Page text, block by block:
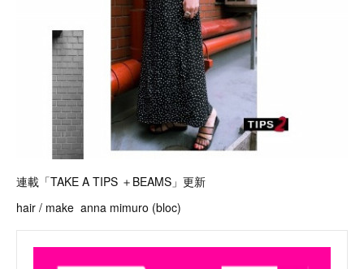
連載「TAKE A TIPS ＋BEAMS」更新
hair / make anna mimuro (bloc)